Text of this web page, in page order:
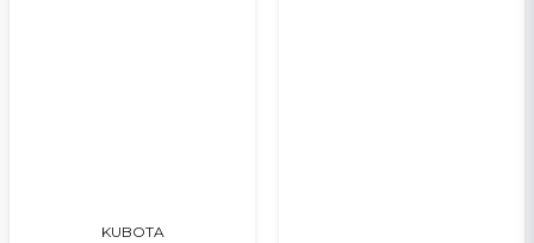
KUBOTA